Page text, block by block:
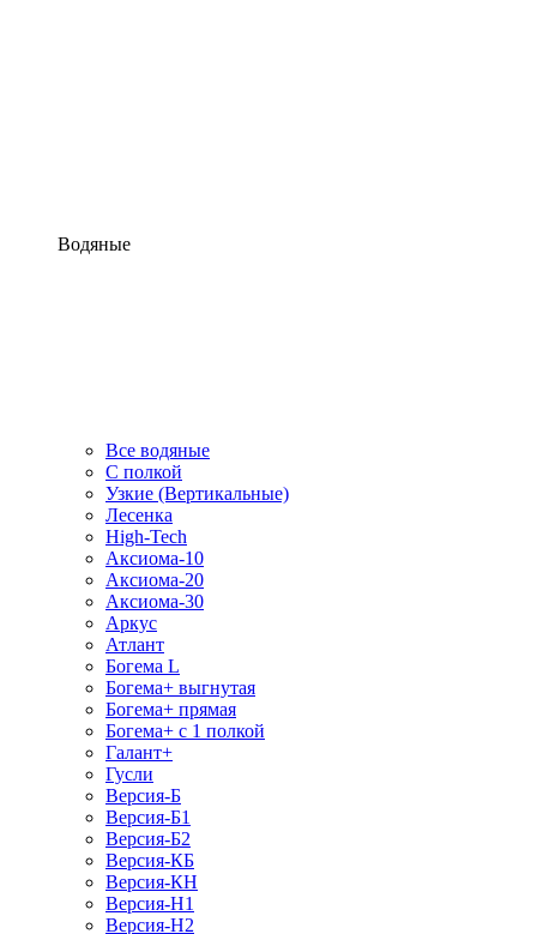
Водяные
Все водяные
С полкой
Узкие (Вертикальные)
Лесенка
High-Tech
Аксиома-10
Аксиома-20
Аксиома-30
Аркус
Атлант
Богема L
Богема+ выгнутая
Богема+ прямая
Богема+ с 1 полкой
Галант+
Гусли
Версия-Б
Версия-Б1
Версия-Б2
Версия-КБ
Версия-КН
Версия-Н1
Версия-Н2